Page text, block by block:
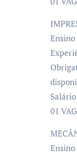
01